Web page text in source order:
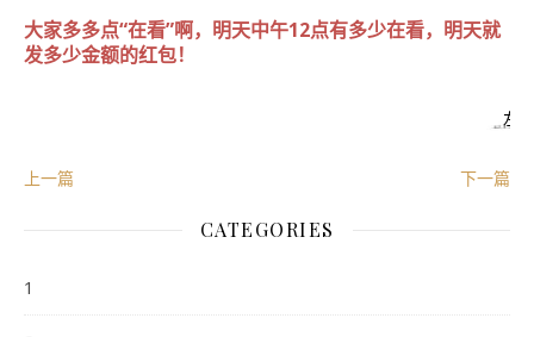
大家多多点“在看”啊，明天中午12点有多少在看，明天就
发多少金额的红包！
左
上一篇 下一篇
CATEGORIES
1